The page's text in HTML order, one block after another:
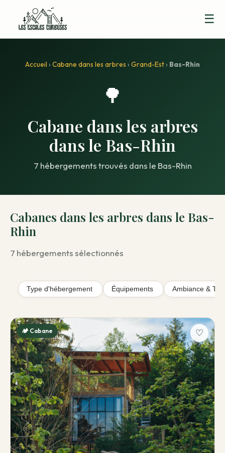
☰
Accueil › Cabane dans les arbres › Grand-Est› Bas-Rhin
🌳
Cabane dans les arbres
dans le Bas-Rhin
7 hébergements trouvés dans le Bas-Rhin
Cabanes dans les arbres dans le Bas-
Rhin
7 hébergements sélectionnés
Type d'hébergement Équipements Ambiance &
♡
🏕️ Cabane